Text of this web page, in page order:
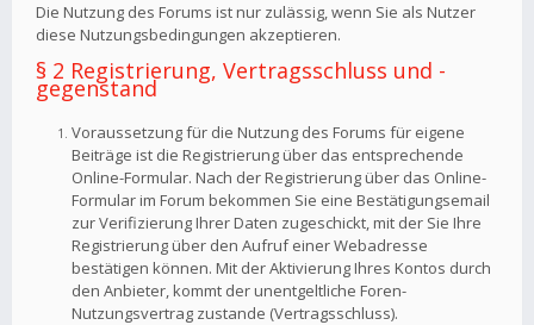
Die Nutzung des Forums ist nur zulässig, wenn Sie als Nutzer
diese Nutzungsbedingungen akzeptieren.
§ 2 Registrierung, Vertragsschluss und -
gegenstand
Voraussetzung für die Nutzung des Forums für eigene
Beiträge ist die Registrierung über das entsprechende
Online-Formular. Nach der Registrierung über das Online-
Formular im Forum bekommen Sie eine Bestätigungsemail
zur Verifizierung Ihrer Daten zugeschickt, mit der Sie Ihre
Registrierung über den Aufruf einer Webadresse
bestätigen können. Mit der Aktivierung Ihres Kontos durch
den Anbieter, kommt der unentgeltliche Foren-
Nutzungsvertrag zustande (Vertragsschluss).